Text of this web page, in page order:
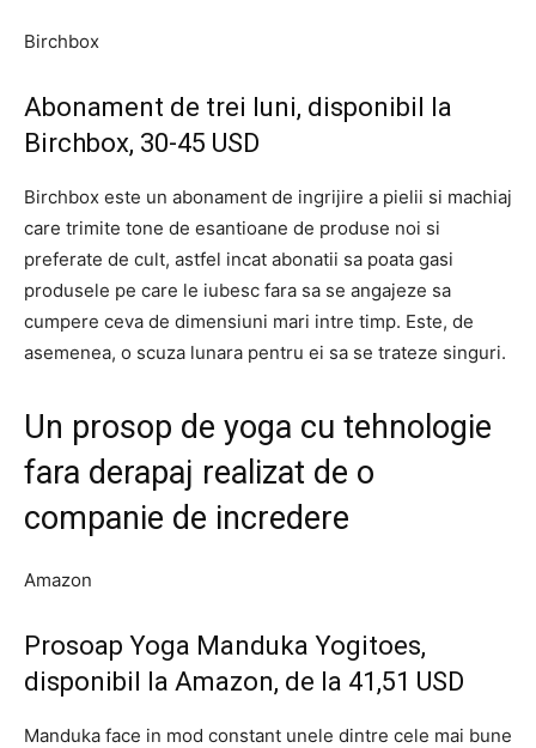
Birchbox
Abonament de trei luni, disponibil la
Birchbox, 30-45 USD
Birchbox este un abonament de ingrijire a pielii si machiaj
care trimite tone de esantioane de produse noi si
preferate de cult, astfel incat abonatii sa poata gasi
produsele pe care le iubesc fara sa se angajeze sa
cumpere ceva de dimensiuni mari intre timp. Este, de
asemenea, o scuza lunara pentru ei sa se trateze singuri.
Un prosop de yoga cu tehnologie
fara derapaj realizat de o
companie de incredere
Amazon
Prosoap Yoga Manduka Yogitoes,
disponibil la Amazon, de la 41,51 USD
Manduka face in mod constant unele dintre cele mai bune